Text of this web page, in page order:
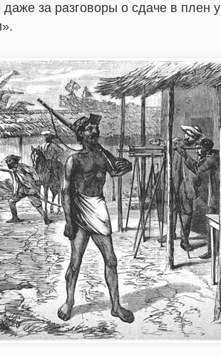
даже за разговоры о сдаче в плен